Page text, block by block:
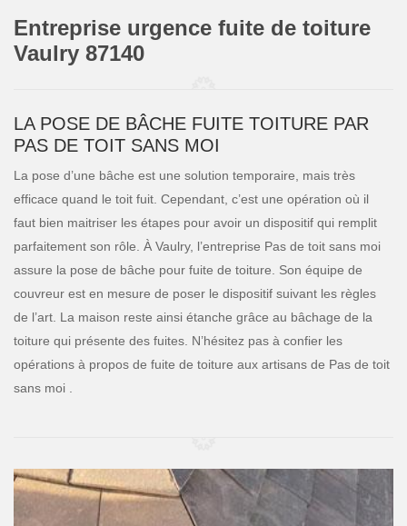
Entreprise urgence fuite de toiture
Vaulry 87140
LA POSE DE BÂCHE FUITE TOITURE PAR
PAS DE TOIT SANS MOI
La pose d’une bâche est une solution temporaire, mais très
efficace quand le toit fuit. Cependant, c’est une opération où il
faut bien maitriser les étapes pour avoir un dispositif qui remplit
parfaitement son rôle. À Vaulry, l’entreprise Pas de toit sans moi
assure la pose de bâche pour fuite de toiture. Son équipe de
couvreur est en mesure de poser le dispositif suivant les règles
de l’art. La maison reste ainsi étanche grâce au bâchage de la
toiture qui présente des fuites. N’hésitez pas à confier les
opérations à propos de fuite de toiture aux artisans de Pas de toit
sans moi .